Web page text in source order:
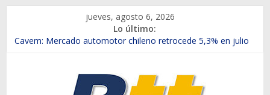
contenido
jueves, agosto 6, 2026
Lo último:
Chile es el primer mercado internacional en lanzar la nueva
Salfa suma vehículos electrificados de Chevrolet en el Biobío
Samex amplía su red con nuevas sucursales en Rancagua y